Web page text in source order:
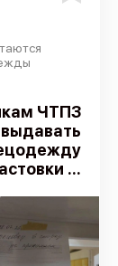
ЧТПЗ
...